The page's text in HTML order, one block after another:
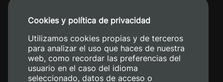
+34 620 04 00 50
Cookies y política de privacidad
Utilizamos cookies propias y de terceros
para analizar el uso que haces de nuestra
web, como recordar las preferencias del
usuario en el caso del idioma
seleccionado, datos de acceso o